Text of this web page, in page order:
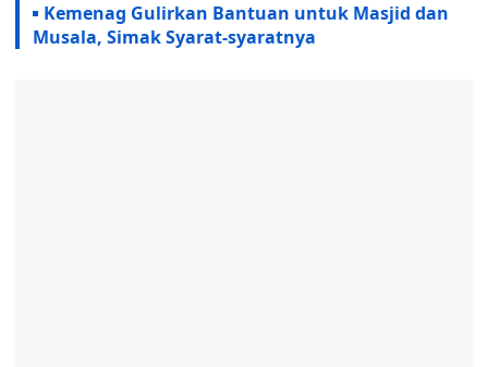
Kemenag Gulirkan Bantuan untuk Masjid dan
Musala, Simak Syarat-syaratnya